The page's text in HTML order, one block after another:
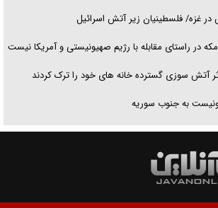
غزه/ فلسطینیان زیر آتش اسرائیل
در راستای مقابله با رژیم صهیونیستی و آمریکا نیست
به جنوب سوریه